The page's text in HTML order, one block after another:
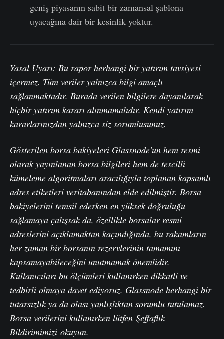
geniş piyasanın sabit bir zamansal şablona
uyacağına dair bir kesinlik yoktur.
Yasal Uyarı: Bu rapor herhangi bir yatırım tavsiyesi
içermez. Tüm veriler yalnızca bilgi amaçlı
sağlanmaktadır. Burada verilen bilgilere dayanılarak
hiçbir yatırım kararı alınmamalıdır. Kendi yatırım
kararlarınızdan yalnızca siz sorumlusunuz.
Gösterilen borsa bakiyeleri Glassnode'un hem resmi
olarak yayınlanan borsa bilgileri hem de tescilli
kümeleme algoritmaları aracılığıyla toplanan kapsamlı
adres etiketleri veritabanından elde edilmiştir. Borsa
bakiyelerini temsil ederken en yüksek doğruluğu
sağlamaya çalışsak da, özellikle borsalar resmi
adreslerini açıklamaktan kaçındığında, bu rakamların
her zaman bir borsanın rezervlerinin tamamını
kapsamayabileceğini unutmamak önemlidir.
Kullanıcıları bu ölçümleri kullanırken dikkatli ve
tedbirli olmaya davet ediyoruz. Glassnode herhangi bir
tutarsızlık ya da olası yanlışlıktan sorumlu tutulamaz.
Borsa verilerini kullanırken lütfen Şeffaflık
Bildirimimizi okuyun.